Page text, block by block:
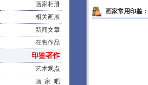
画家相册
相关画展
新闻文章
在售作品
印鉴著作
艺术观点
画 家 吧
画家常用印鉴：